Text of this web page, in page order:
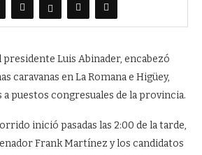
presidente Luis Abinader, encabezó
caravanas en La Romana e Higüey,
puestos congresuales de la provincia.
inició pasadas las 2:00 de la tarde,
Frank Martínez y los candidatos